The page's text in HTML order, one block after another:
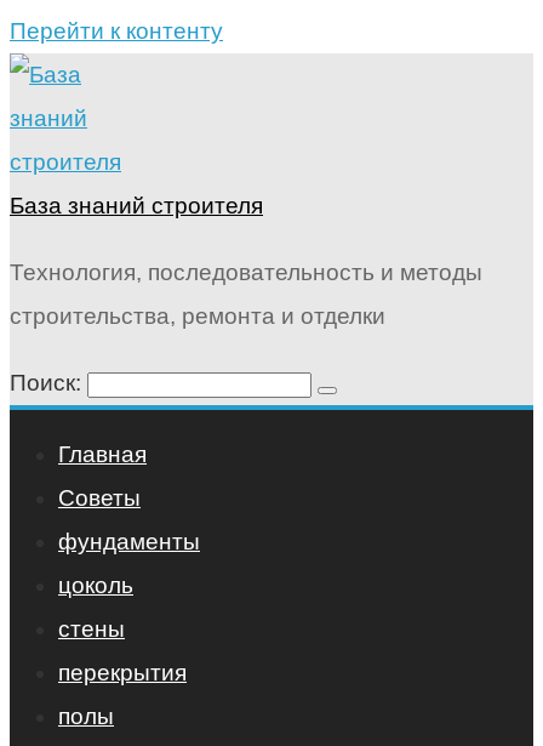
Перейти к контенту
База знаний строителя
Технология, последовательность и методы
строительства, ремонта и отделки
Поиск:
Главная
Советы
фундаменты
цоколь
стены
перекрытия
полы